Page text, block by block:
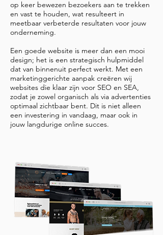
op keer bewezen bezoekers aan te trekken
en vast te houden, wat resulteert in
meetbaar verbeterde resultaten voor jouw
onderneming.
Een goede website is meer dan een mooi
design; het is een strategisch hulpmiddel
dat van binnenuit perfect werkt. Met een
marketinggerichte aanpak creëren wij
websites die klaar zijn voor SEO en SEA,
zodat je zowel organisch als via advertenties
optimaal zichtbaar bent. Dit is niet alleen
een investering in vandaag, maar ook in
jouw langdurige online succes.